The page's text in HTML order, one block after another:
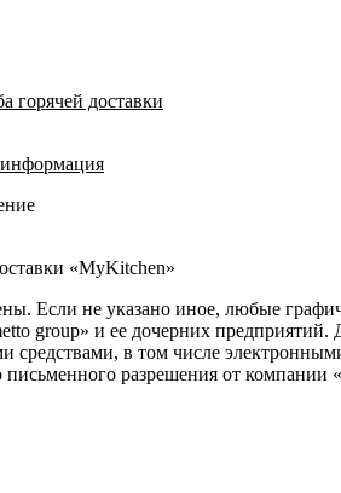
горячей доставки
«MyKitchen»
Если не указано иное, любые
group» и ее дочерних предприятий.
в том числе
письменного разрешения от компании